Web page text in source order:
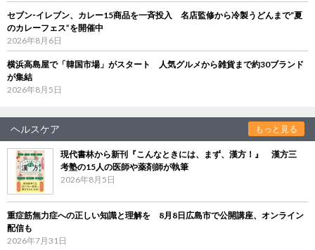
セブン‐イレブン、カレー15商品を一斉投入 名店監修から冷製うどんまで“夏
のカレーフェス”を開催中
2026年8月6日
横浜高島屋で「韓国市場」がスタート 人気グルメから雑貨まで約30ブランド
が集結
2026年8月5日
ヘルスケア もっと見る
現代書林から新刊『こんなときには、まず、漢方！』 漢方三
考塾の15人の医師や薬剤師が執筆
2026年8月5日
重症筋無力症への正しい知識と理解を 8月8日広島市で公開講座、オンライン
配信も
2026年7月31日